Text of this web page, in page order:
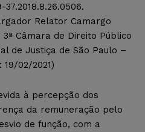
37.2018.8.26.0506.
Relator Camargo
Câmara de Direito Público
de Justiça de São Paulo –
19/02/2021)
à percepção dos
da remuneração pelo
de função, com a